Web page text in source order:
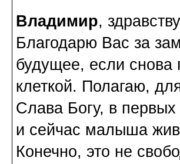
Владимир,
Благодарю Вас за
будущее, если снова
клеткой. Полагаю,
Слава Богу, в
и сейчас малыша
Конечно, это не